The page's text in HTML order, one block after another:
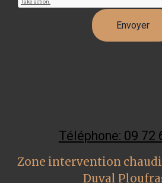
Téléphone: 09 72
Zone intervention
Duval